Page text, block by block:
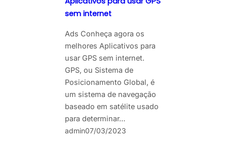
sem internet
Ads Conheça agora os
melhores Aplicativos para
usar GPS sem internet.
GPS, ou Sistema de
Posicionamento Global, é
um sistema de navegação
baseado em satélite usado
para determinar…
admin07/03/2023